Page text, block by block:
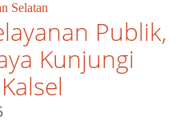
Selatan
Publik,
Kunjungi